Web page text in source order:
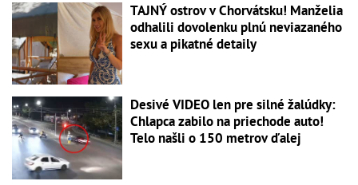
TAJNÝ ostrov v Chorvátsku! Manželia
odhalili dovolenku plnú neviazaného
sexu a pikatné detaily
Desivé VIDEO len pre silné žalúdky:
Chlapca zabilo na priechode auto!
Telo našli o 150 metrov ďalej